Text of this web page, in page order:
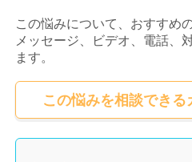
この悩みについて、おすすめ
メッセージ、ビデオ、電話、
ます。
この悩みを相談でき